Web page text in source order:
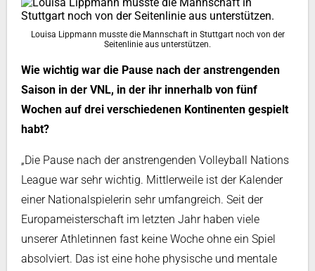
Louisa Lippmann musste die Mannschaft in Stuttgart noch von der
Seitenlinie aus unterstützen.
Wie wichtig war die Pause nach der anstrengenden
Saison in der VNL, in der ihr innerhalb von fünf
Wochen auf drei verschiedenen Kontinenten gespielt
habt?
„Die Pause nach der anstrengenden Volleyball Nations
League war sehr wichtig. Mittlerweile ist der Kalender
einer Nationalspielerin sehr umfangreich. Seit der
Europameisterschaft im letzten Jahr haben viele
unserer Athletinnen fast keine Woche ohne ein Spiel
absolviert. Das ist eine hohe physische und mentale